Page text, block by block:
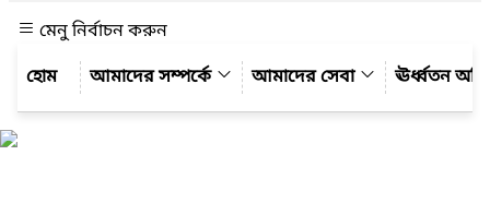
মেনু নির্বাচন করুন
আমাদের সম্পর্কে
আমাদের সেবা ঊর্ধ্বতন